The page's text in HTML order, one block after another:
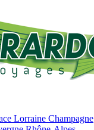
Lorraine Champagne